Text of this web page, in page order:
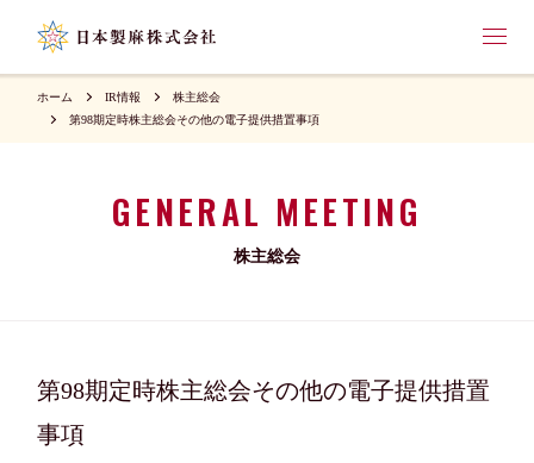
ホーム IR情報
株主総会
第98期定時株主総会その他の電子提供措置事項
GENERAL MEETING
株主総会
第98期定時株主総会その他の電子提供措置
事項